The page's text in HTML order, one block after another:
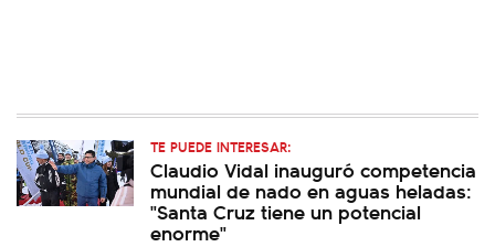
TE PUEDE INTERESAR:
Claudio Vidal inauguró competencia
mundial de nado en aguas heladas:
"Santa Cruz tiene un potencial
enorme"